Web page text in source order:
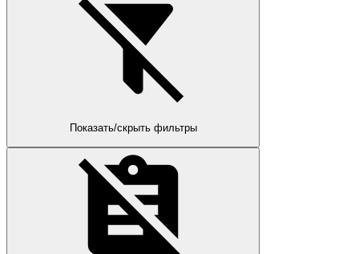
Показать/скрыть фильтры